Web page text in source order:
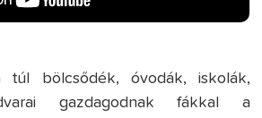
túl bölcsődék, óvodák, iskolák,
gazdagodnak fákkal a